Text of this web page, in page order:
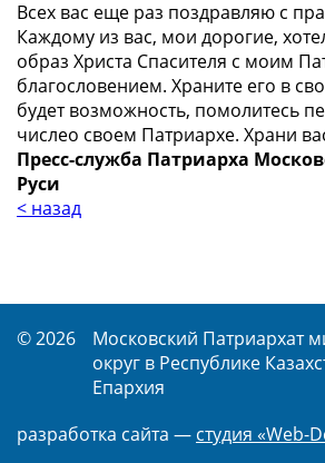
Всех вас еще раз поздравляю с
Каждому из вас, мои дорогие,
образ Христа Спасителя с моим
благословением. Храните его в
будет возможность, помолитесь
числео своем Патриархе. Храни
Пресс-служба Патриарха
Руси
< назад
© 2026
Московский Патриархат
округ в Республике
Епархия
разработка сайта — студия «Web-